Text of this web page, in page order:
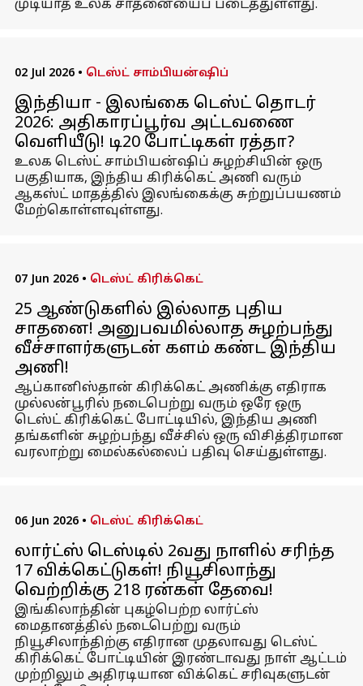
முடியாத உலக சாதனையைப் படைத்துள்ளது.
02 Jul 2026 • டெஸ்ட் சாம்பியன்ஷிப்
இந்தியா - இலங்கை டெஸ்ட் தொடர்
2026: அதிகாரப்பூர்வ அட்டவணை
வெளியீடு! டி20 போட்டிகள் ரத்தா?
உலக டெஸ்ட் சாம்பியன்ஷிப் சுழற்சியின் ஒரு
பகுதியாக, இந்திய கிரிக்கெட் அணி வரும்
ஆகஸ்ட் மாதத்தில் இலங்கைக்கு சுற்றுப்பயணம்
மேற்கொள்ளவுள்ளது.
07 Jun 2026 • டெஸ்ட் கிரிக்கெட்
25 ஆண்டுகளில் இல்லாத புதிய
சாதனை! அனுபவமில்லாத சுழற்பந்து
வீச்சாளர்களுடன் களம் கண்ட இந்திய
அணி!
ஆப்கானிஸ்தான் கிரிக்கெட் அணிக்கு எதிராக
முல்லன்பூரில் நடைபெற்று வரும் ஒரே ஒரு
டெஸ்ட் கிரிக்கெட் போட்டியில், இந்திய அணி
தங்களின் சுழற்பந்து வீச்சில் ஒரு விசித்திரமான
வரலாற்று மைல்கல்லைப் பதிவு செய்துள்ளது.
06 Jun 2026 • டெஸ்ட் கிரிக்கெட்
லார்ட்ஸ் டெஸ்டில் 2வது நாளில் சரிந்த
17 விக்கெட்டுகள்! நியூசிலாந்து
வெற்றிக்கு 218 ரன்கள் தேவை!
இங்கிலாந்தின் புகழ்பெற்ற லார்ட்ஸ்
மைதானத்தில் நடைபெற்று வரும்
நியூசிலாந்திற்கு எதிரான முதலாவது டெஸ்ட்
கிரிக்கெட் போட்டியின் இரண்டாவது நாள் ஆட்டம்
முற்றிலும் அதிரடியான விக்கெட் சரிவுகளுடன்